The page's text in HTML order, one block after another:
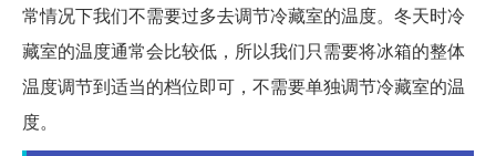
常情况下我们不需要过多去调节冷藏室的温度。冬天时冷
藏室的温度通常会比较低，所以我们只需要将冰箱的整体
温度调节到适当的档位即可，不需要单独调节冷藏室的温
度。